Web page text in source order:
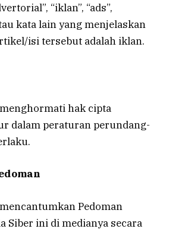
“iklan”, “ads”,
kata lain yang menjelaskan
isi tersebut adalah iklan.
hak cipta
dalam peraturan perundang-
Pedoman
Siber ini di medianya secara